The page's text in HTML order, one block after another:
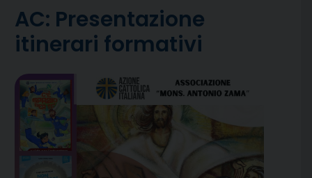
AC: Presentazione
itinerari formativi